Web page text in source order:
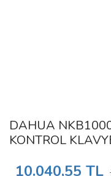
DAHUA
KONTROL
10.040,55 TL